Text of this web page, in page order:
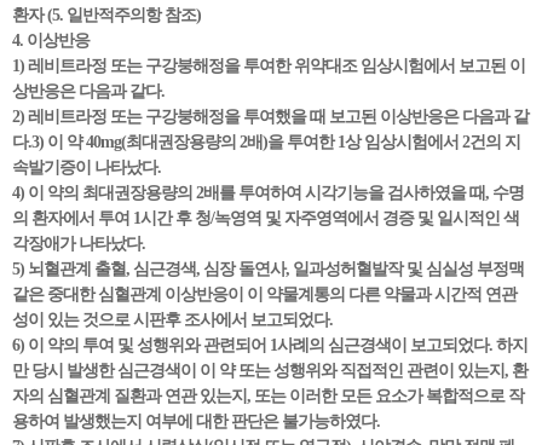
환자 (5. 일반적주의항 참조)
4. 이상반응
1) 레비트라정 또는 구강붕해정을 투여한 위약대조 임상시험에서 보고된 이
상반응은 다음과 같다.
2) 레비트라정 또는 구강붕해정을 투여했을 때 보고된 이상반응은 다음과 같
다.3) 이 약 40mg(최대권장용량의 2배)을 투여한 1상 임상시험에서 2건의 지
속발기증이 나타났다.
4) 이 약의 최대권장용량의 2배를 투여하여 시각기능을 검사하였을 때, 수명
의 환자에서 투여 1시간 후 청/녹영역 및 자주영역에서 경증 및 일시적인 색
각장애가 나타났다.
5) 뇌혈관계 출혈, 심근경색, 심장 돌연사, 일과성허혈발작 및 심실성 부정맥
같은 중대한 심혈관계 이상반응이 이 약물계통의 다른 약물과 시간적 연관
성이 있는 것으로 시판후 조사에서 보고되었다.
6) 이 약의 투여 및 성행위와 관련되어 1사례의 심근경색이 보고되었다. 하지
만 당시 발생한 심근경색이 이 약 또는 성행위와 직접적인 관련이 있는지, 환
자의 심혈관계 질환과 연관 있는지, 또는 이러한 모든 요소가 복합적으로 작
용하여 발생했는지 여부에 대한 판단은 불가능하였다.